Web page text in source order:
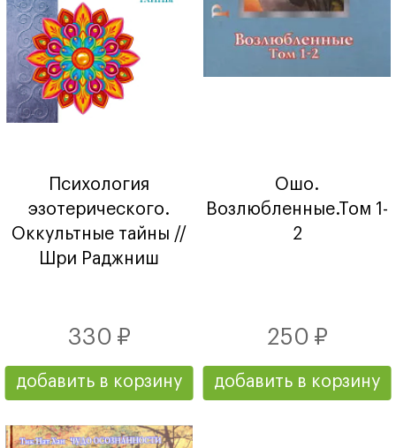
Психология
эзотерического.
Оккультные тайны //
Шри Раджниш
330 ₽
добавить в корзину
Ошо.
Возлюбленные.Том 1-
2
250 ₽
добавить в корзину